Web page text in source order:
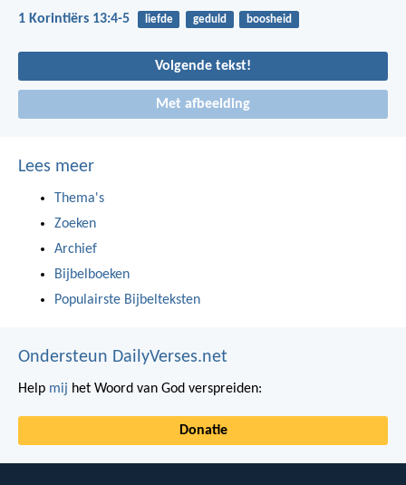
1 Korintiërs 13:4-5 liefde geduld boosheid
Volgende tekst!
Met afbeelding
Lees meer
Thema's
Zoeken
Archief
Bijbelboeken
Populairste Bijbelteksten
Ondersteun DailyVerses.net
Help mij het Woord van God verspreiden:
Donatie